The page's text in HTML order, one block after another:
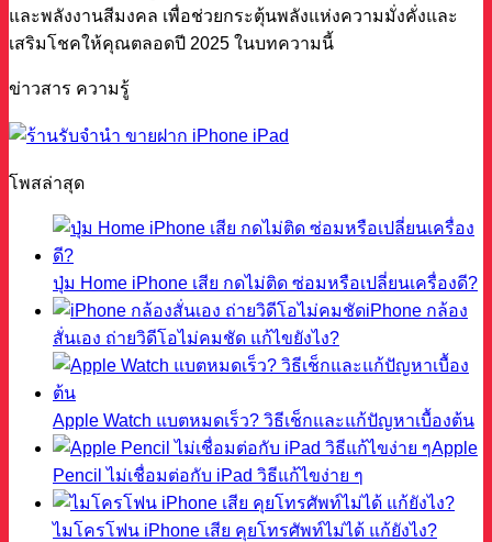
และพลังงานสีมงคล เพื่อช่วยกระตุ้นพลังแห่งความมั่งคั่งและ
เสริมโชคให้คุณตลอดปี 2025 ในบทความนี้
ข่าวสาร ความรู้
โพสล่าสุด
ปุ่ม Home iPhone เสีย กดไม่ติด ซ่อมหรือเปลี่ยนเครื่องดี?
iPhone กล้อง
สั่นเอง ถ่ายวิดีโอไม่คมชัด แก้ไขยังไง?
Apple Watch แบตหมดเร็ว? วิธีเช็กและแก้ปัญหาเบื้องต้น
Apple
Pencil ไม่เชื่อมต่อกับ iPad วิธีแก้ไขง่าย ๆ
ไมโครโฟน iPhone เสีย คุยโทรศัพท์ไม่ได้ แก้ยังไง?